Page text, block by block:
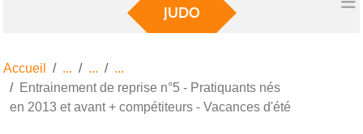
JUDO
Accueil
Entrainement de reprise n°5 - Pratiquants nés
en 2013 et avant + compétiteurs - Vacances d'été